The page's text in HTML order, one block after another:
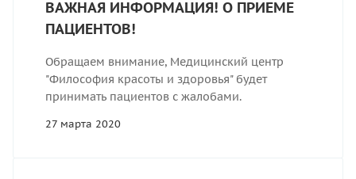
ВАЖНАЯ ИНФОРМАЦИЯ! О ПРИЕМЕ
ПАЦИЕНТОВ!
Обращаем внимание, Медицинский центр
"Философия красоты и здоровья" будет
принимать пациентов с жалобами.
27 марта 2020